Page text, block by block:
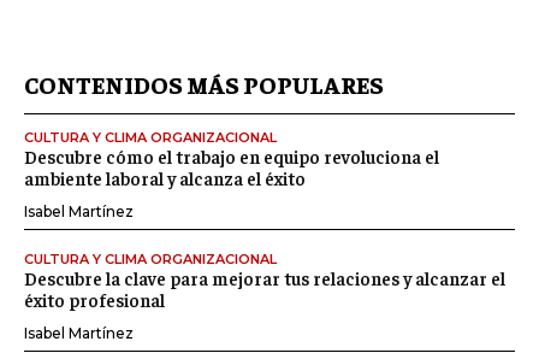
CONTENIDOS MÁS POPULARES
CULTURA Y CLIMA ORGANIZACIONAL
Descubre cómo el trabajo en equipo revoluciona el
ambiente laboral y alcanza el éxito
Isabel Martínez
CULTURA Y CLIMA ORGANIZACIONAL
Descubre la clave para mejorar tus relaciones y alcanzar el
éxito profesional
Isabel Martínez